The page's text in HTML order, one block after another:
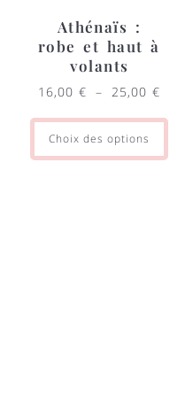
Athénaïs :
robe et haut à
volants
16,00 € – 25,00 €
Choix des options